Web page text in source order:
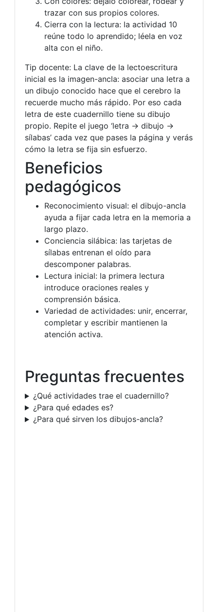
trazar con sus propios colores.
Cierra con la lectura: la actividad 10
reúne todo lo aprendido; léela en voz
alta con el niño.
Tip docente: La clave de la lectoescritura
inicial es la imagen-ancla: asociar una letra a
un dibujo conocido hace que el cerebro la
recuerde mucho más rápido. Por eso cada
letra de este cuadernillo tiene su dibujo
propio. Repite el juego ‘letra → dibujo →
sílabas’ cada vez que pases la página y verás
cómo la letra se fija sin esfuerzo.
Beneficios
pedagógicos
Reconocimiento visual: el dibujo-ancla
ayuda a fijar cada letra en la memoria a
largo plazo.
Conciencia silábica: las tarjetas de
sílabas entrenan el oído para
descomponer palabras.
Lectura inicial: la primera lectura
introduce oraciones reales y
comprensión básica.
Variedad de actividades: unir, encerrar,
completar y escribir mantienen la
atención activa.
Preguntas frecuentes
¿Qué actividades trae el cuadernillo?
¿Para qué edades es?
¿Para qué sirven los dibujos-ancla?